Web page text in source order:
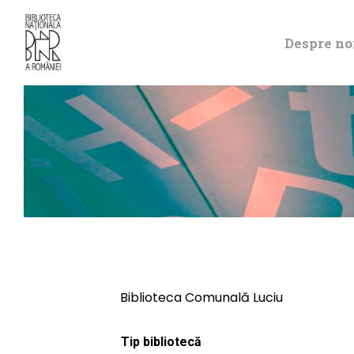
Despre
Biblioteca Comunală Luciu
Tip bibliotecă